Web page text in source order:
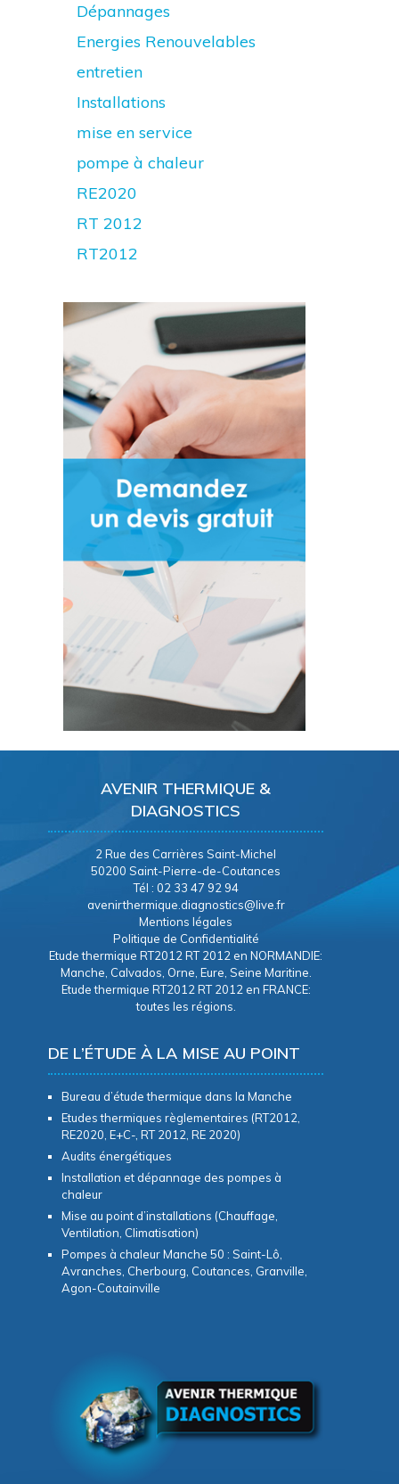
Dépannages
Energies Renouvelables
entretien
Installations
mise en service
pompe à chaleur
RE2020
RT 2012
RT2012
AVENIR THERMIQUE &
DIAGNOSTICS
2 Rue des Carrières Saint-Michel
50200 Saint-Pierre-de-Coutances
Tél : 02 33 47 92 94
avenirthermique.diagnostics@live.fr
Mentions légales
Politique de Confidentialité
Etude thermique RT2012 RT 2012 en NORMANDIE:
Manche, Calvados, Orne, Eure, Seine Maritine.
Etude thermique RT2012 RT 2012 en FRANCE:
toutes les régions.
DE L’ÉTUDE À LA MISE AU POINT
Bureau d’étude thermique dans la Manche
Etudes thermiques règlementaires (RT2012,
RE2020, E+C-, RT 2012, RE 2020)
Audits énergétiques
Installation et dépannage des pompes à
chaleur
Mise au point d’installations (Chauffage,
Ventilation, Climatisation)
Pompes à chaleur Manche 50 : Saint-Lô,
Avranches, Cherbourg, Coutances, Granville,
Agon-Coutainville